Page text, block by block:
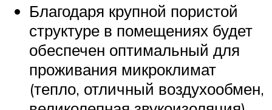
Благодаря крупной пористой
структуре в помещениях будет
обеспечен оптимальный для
проживания микроклимат
(тепло, отличный воздухообмен,